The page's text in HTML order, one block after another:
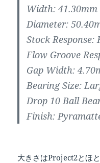
Width: 41.30mm
Diameter:
Stock Response:
Flow Groove
Gap Width:
Bearing Size:
Drop 10 Ball
Finish:
大きさはProject2とほ